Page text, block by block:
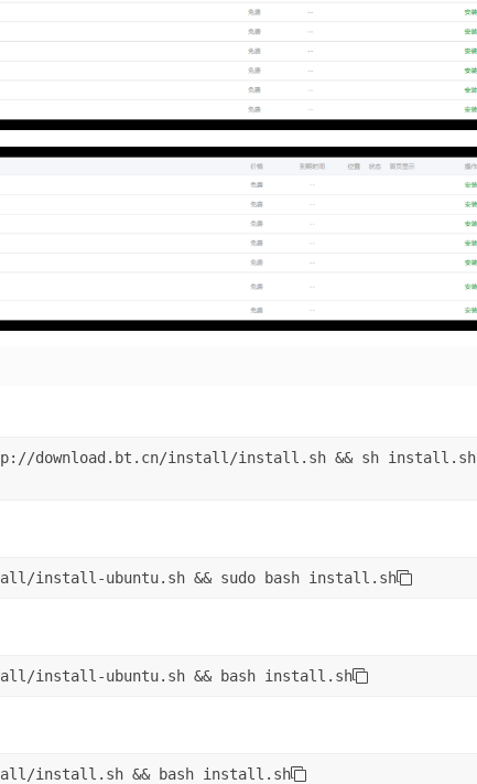
download.bt.cn/install/install.sh && sh install.sh
install-ubuntu.sh && sudo bash install.sh
install-ubuntu.sh && bash install.sh
install.sh && bash install.sh